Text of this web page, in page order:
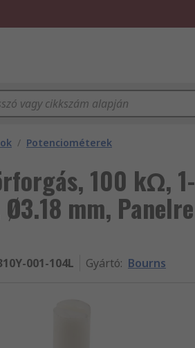
/ Potenciométerek
100 kΩ, 1-
mm, Panelre
001-104L Gyártó: Bourns